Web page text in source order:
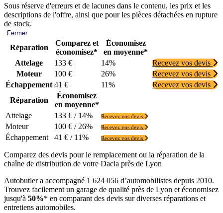
Sous réserve d'erreurs et de lacunes dans le contenu, les prix et les
descriptions de l'offre, ainsi que pour les pièces détachées en rupture
de stock.
Fermer
Réparation
Comparez et
économisez*
Économisez
en moyenne*
Attelage
133 € 14%
Recevez vos devis
Moteur
100 € 26%
Recevez vos devis
Échappement 41 € 11%
Recevez vos devis
Réparation
Économisez
en moyenne*
Attelage
133 € / 14% Recevez vos devis
Moteur 100 € / 26% Recevez vos devis
Échappement 41 € / 11% Recevez vos devis
Comparez des devis pour le remplacement ou la réparation de la
chaîne de distribution de votre Dacia près de Lyon
Autobutler a accompagné 1 624 056 d’automobilistes depuis 2010.
Trouvez facilement un garage de qualité près de Lyon et économisez
jusqu'à 50%* en comparant des devis sur diverses réparations et
entretiens automobiles.